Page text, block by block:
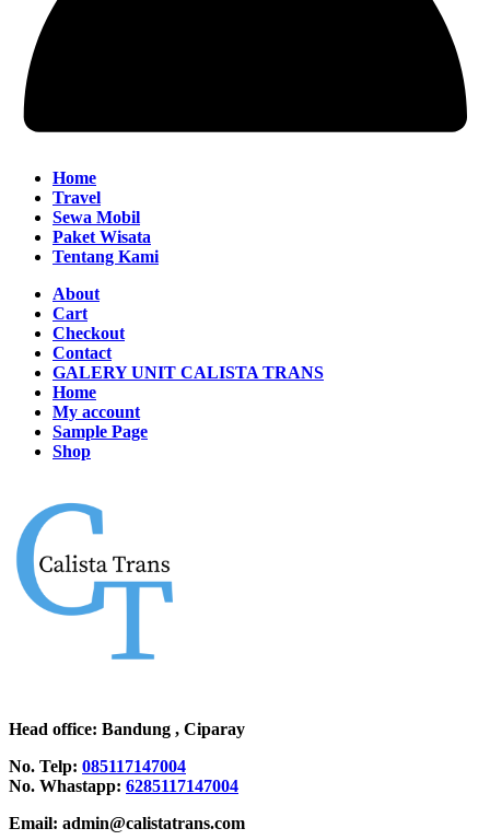
Home
Travel
Sewa Mobil
Paket Wisata
Tentang Kami
About
Cart
Checkout
Contact
GALERY UNIT CALISTA TRANS
Home
My account
Sample Page
Shop
Head office: Bandung , Ciparay
No. Telp: 085117147004
No. Whastapp: 6285117147004
Email: admin@calistatrans.com